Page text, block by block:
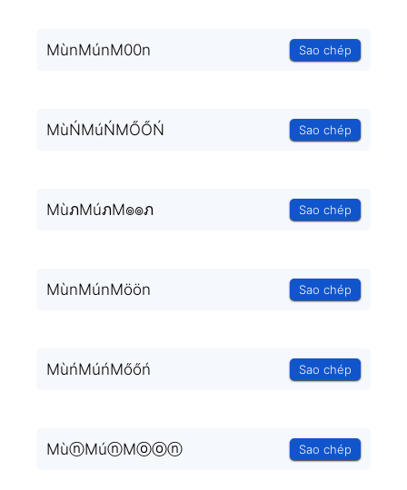
MùnMúnM00n Sao chép
MùŃMúŃMŐŐŃ Sao chép
MùภMúภM๏๏ภ Sao chép
MùnMúnMöön Sao chép
MùńMúńMőőń Sao chép
MùⓝMúⓝMⓞⓞⓝ Sao chép